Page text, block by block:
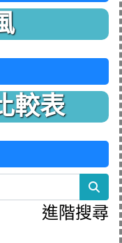
較表
進階搜尋